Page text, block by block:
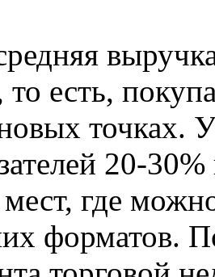
есть,
точках.
20-
где
форматов.